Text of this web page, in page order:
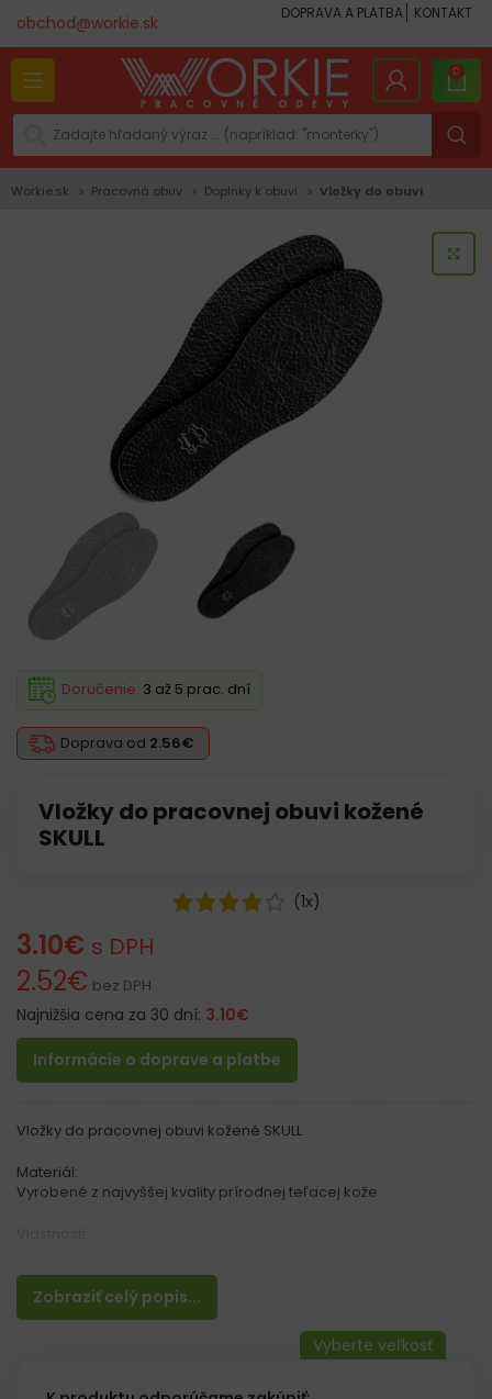
obchod@workie.sk DOPRAVA A PLATBA KONTAKT
0
Workie.sk Pracovná obuv Doplnky k obuvi Vložky do obuvi
Vložky do pracovnej obuvi kožené
SKULL
Doprava od 2.56€
Doručenie: 3 až 5 prac. dní
(1x)
3.10€ s DPH
2.52€ bez DPH
Najnižšia cena za 30 dní: 3.10€
Informácie o doprave a platbe
Zobraziť celý popis...
Vložky do pracovnej obuvi kožené SKULL
Materiál:
Vyrobené z najvyššej kvality prírodnej teľacej kože
– Absorbujú vlhkosť
– Dávajú pocit mäkkosti
– Zlepšujú nosenie topánok
Veľkosť 38 = 37 – 38